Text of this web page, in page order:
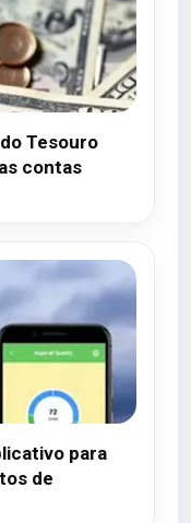
Tesouro
contas
para
de